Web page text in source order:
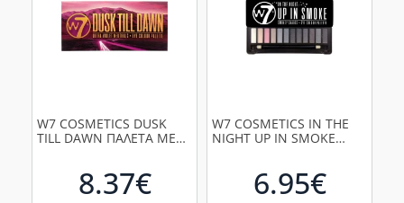
W7 COSMETICS DUSK
TILL DAWN ΠΑΛΕΤΑ ΜΕ
8.37€
W7 COSMETICS IN THE
NIGHT UP IN SMOKE
6.95€